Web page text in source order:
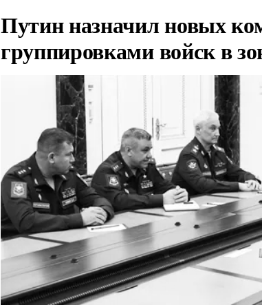
Путин назначил новых
группировками войск в